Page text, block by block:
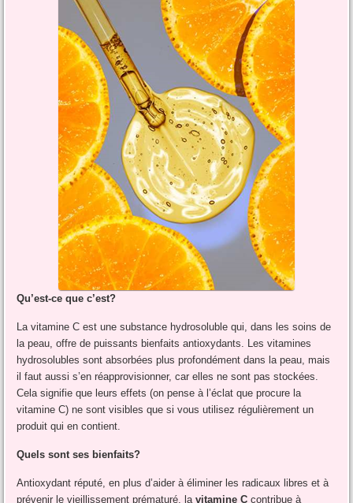
Qu’est-ce que c’est?
La vitamine C est une substance hydrosoluble qui, dans les soins de
la peau, offre de puissants bienfaits antioxydants. Les vitamines
hydrosolubles sont absorbées plus profondément dans la peau, mais
il faut aussi s’en réapprovisionner, car elles ne sont pas stockées.
Cela signifie que leurs effets (on pense à l’éclat que procure la
vitamine C) ne sont visibles que si vous utilisez régulièrement un
produit qui en contient.
Quels sont ses bienfaits?
Antioxydant réputé, en plus d’aider à éliminer les radicaux libres et à
prévenir le vieillissement prématuré, lavitamine C contribue à